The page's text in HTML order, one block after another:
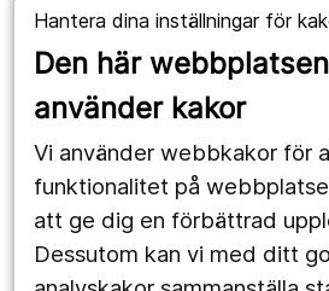
Hantera dina inställningar för
Den här webbplatsen
använder kakor
Vi använder webbkakor för
funktionalitet på
att ge dig en förbättrad
Dessutom kan vi med ditt
1177.se
Länstrafiken
Utveckling
Följ oss